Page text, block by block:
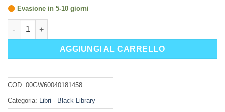
Evasione in 5-10 giorni
THE DEVASTATION OF BAAL (HB) quantità
AGGIUNGI AL CARRELLO
COD: 00GW60040181458
Categoria: Libri - Black Library